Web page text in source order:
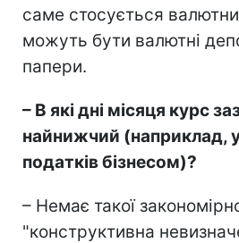
саме стосується
можуть бути валютні
папери.
– В які дні місяця курс
найнижчий (наприклад,
податків бізнесом)?
– Немає такої
"конструктивна